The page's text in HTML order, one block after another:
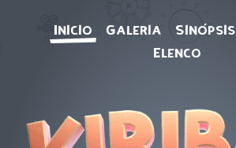
Inicio Galeria Sinópsis
Elenco